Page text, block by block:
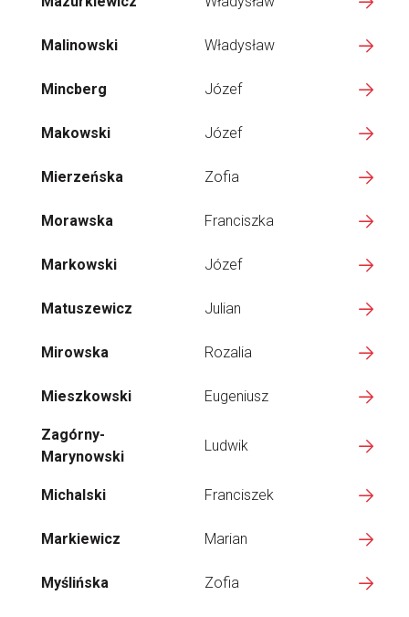
Malinowski Władysław
Mincberg Józef
Makowski Józef
Mierzeńska Zofia
Morawska Franciszka
Markowski Józef
Matuszewicz Julian
Mirowska Rozalia
Mieszkowski Eugeniusz
Zagórny-
Marynowski
Ludwik
Michalski Franciszek
Markiewicz Marian
Myślińska Zofia